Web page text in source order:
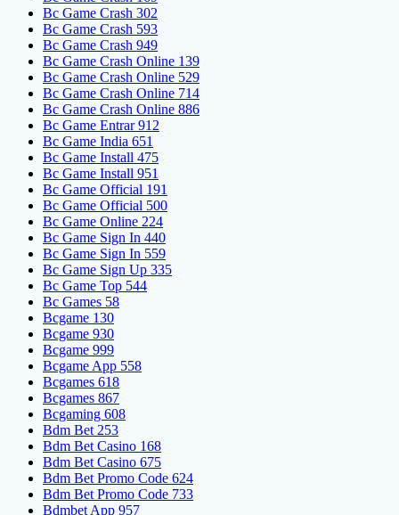
Bc Game Crash 302
Bc Game Crash 593
Bc Game Crash 949
Bc Game Crash Online 139
Bc Game Crash Online 529
Bc Game Crash Online 714
Bc Game Crash Online 886
Bc Game Entrar 912
Bc Game India 651
Bc Game Install 475
Bc Game Install 951
Bc Game Official 191
Bc Game Official 500
Bc Game Online 224
Bc Game Sign In 440
Bc Game Sign In 559
Bc Game Sign Up 335
Bc Game Top 544
Bc Games 58
Bcgame 130
Bcgame 930
Bcgame 999
Bcgame App 558
Bcgames 618
Bcgames 867
Bcgaming 608
Bdm Bet 253
Bdm Bet Casino 168
Bdm Bet Casino 675
Bdm Bet Promo Code 624
Bdm Bet Promo Code 733
Bdmbet App 957